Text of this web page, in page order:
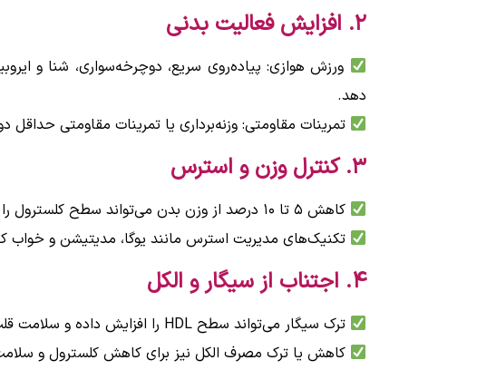
۲. افزایش فعالیت بدنی
دهد.
تمرینات مقاومتی: وزنه‌برداری یا تمرینات مقاومتی
۳. کنترل وزن و استرس
کاهش ۵ تا ۱۰ درصد از وزن بدن می‌تواند سطح کلسترول را بهبود دهد.
تکنیک‌های مدیریت استرس مانند یوگا، مدیتیشن و
۴. اجتناب از سیگار و الکل
ترک سیگار می‌تواند سطح HDL را افزایش داده و سلامت قلب را بهبود دهد.
کاهش یا ترک مصرف الکل نیز برای کاهش کلسترول و